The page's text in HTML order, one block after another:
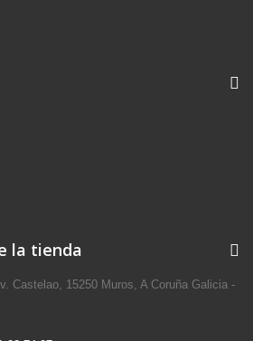
la tienda
Castelao, 15250 Muros, A Coruña Galicia -